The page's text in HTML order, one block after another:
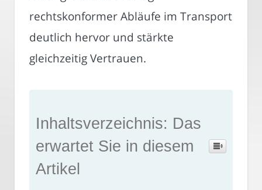
rechtskonformer Abläufe im Transport
deutlich hervor und stärkte
gleichzeitig Vertrauen.
Inhaltsverzeichnis: Das
erwartet Sie in diesem
Artikel